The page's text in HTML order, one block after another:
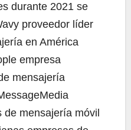
durante 2021 se
proveedor líder
en América
empresa
mensajería
mensajería móvil